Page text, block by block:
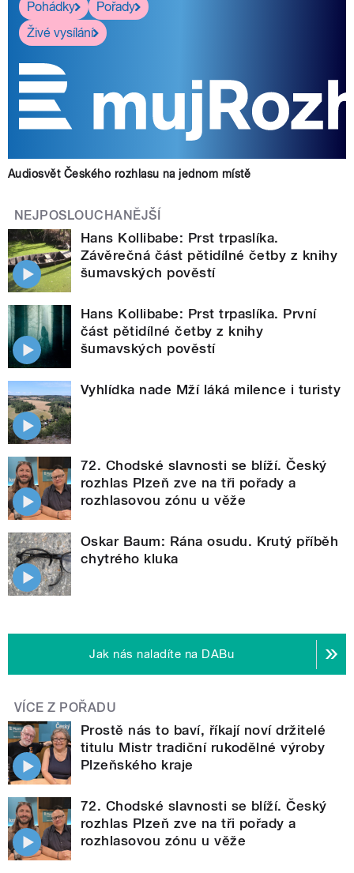
Pohádky
Pořady
Živé vysílání
Audiosvět Českého rozhlasu na jednom místě
NEJPOSLOUCHANĚJŠÍ
Hans Kollibabe: Prst trpaslíka.
Závěrečná část pětidílné četby z knihy
šumavských pověstí
Hans Kollibabe: Prst trpaslíka. První
část pětidílné četby z knihy
šumavských pověstí
Vyhlídka nade Mží láká milence i turisty
72. Chodské slavnosti se blíží. Český
rozhlas Plzeň zve na tři pořady a
rozhlasovou zónu u věže
Oskar Baum: Rána osudu. Krutý příběh
chytrého kluka
Jak nás naladíte na DABu
VÍCE Z POŘADU
Prostě nás to baví, říkají noví držitelé
titulu Mistr tradiční rukodělné výroby
Plzeňského kraje
72. Chodské slavnosti se blíží. Český
rozhlas Plzeň zve na tři pořady a
rozhlasovou zónu u věže